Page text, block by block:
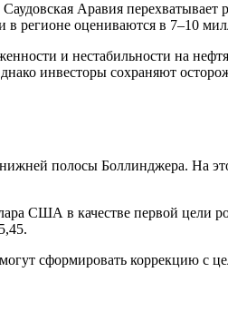
Аравия
регионе оцениваются в 7–10
и нестабильности на
инвесторы сохраняют
полосы Боллинджера. На
США в качестве первой цели
сформировать коррекцию с